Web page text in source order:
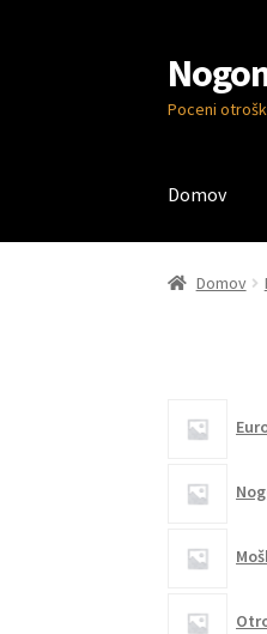
Skip
to
navigation
Skip
to
content
Poceni
Domov
Domov Blog
Domov